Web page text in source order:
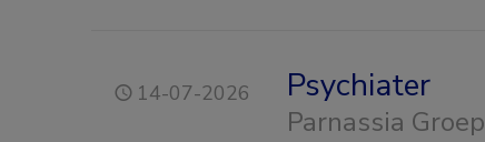
14-07-2026 Psychiater
Parnassia Groep